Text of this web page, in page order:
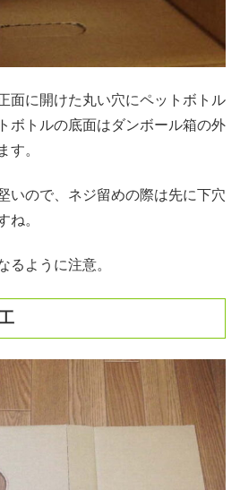
面に開けた丸い穴にペットボトル
ボトルの底面はダンボール箱の外
す。
いので、ネジ留めの際は先に下穴
ね。
るように注意。